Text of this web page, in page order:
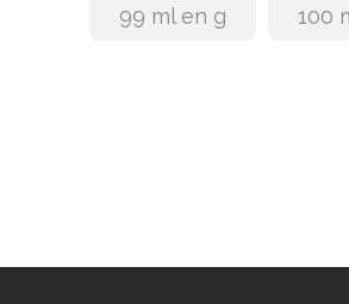
99 ml en g 100